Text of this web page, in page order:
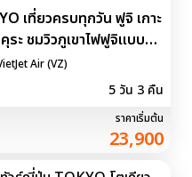
เที่ยวครบทุกวัน ฟูจิ เกาะ
ระ ชมวิวภูเขาไฟฟูจิแบบพา
Tower
Air (VZ)
5 วัน 3 คืน
ราคาเริ่มต้น
23,900